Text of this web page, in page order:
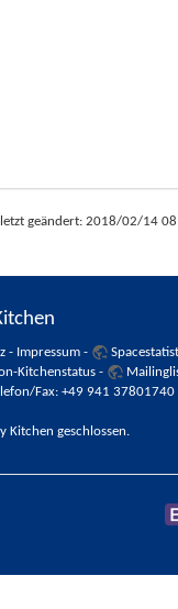
geändert: 2018/02/14
- Impressum -
Kitchenstatus -
Fax: +49 941 37801740
Kitchen geschlossen.